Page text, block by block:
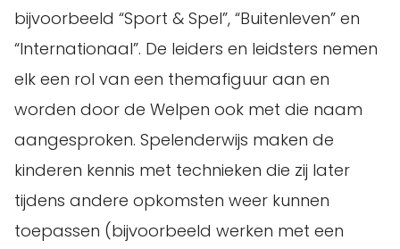
bijvoorbeeld “Sport & Spel”, “Buitenleven” en
“Internationaal”. De leiders en leidsters nemen
elk een rol van een themafiguur aan en
worden door de Welpen ook met die naam
aangesproken. Spelenderwijs maken de
kinderen kennis met technieken die zij later
tijdens andere opkomsten weer kunnen
toepassen (bijvoorbeeld werken met een